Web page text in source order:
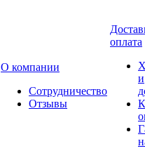
О компании
Сотрудничество
Отзывы
оплата
и